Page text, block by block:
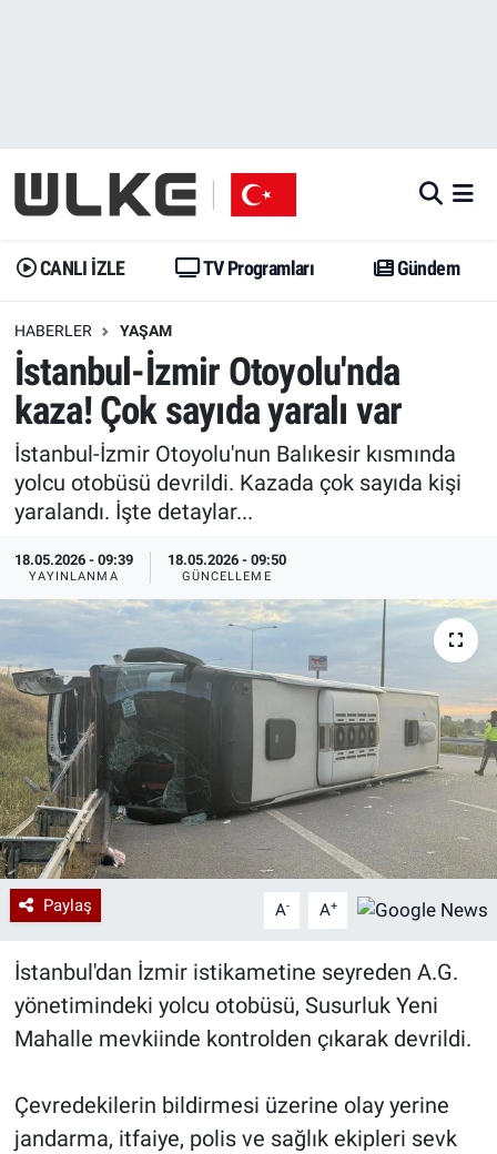
CANLI İZLE TV Programları Gündem
HABERLER YAŞAM
İstanbul-İzmir Otoyolu'nda
kaza! Çok sayıda yaralı var
İstanbul-İzmir Otoyolu'nun Balıkesir kısmında
yolcu otobüsü devrildi. Kazada çok sayıda kişi
yaralandı. İşte detaylar...
18.05.2026 - 09:39
YAYINLANMA
18.05.2026 - 09:50
GÜNCELLEME
Paylaş A- A+
İstanbul'dan İzmir istikametine seyreden A.G.
yönetimindeki yolcu otobüsü, Susurluk Yeni
Mahalle mevkiinde kontrolden çıkarak devrildi.
Çevredekilerin bildirmesi üzerine olay yerine
jandarma, itfaiye, polis ve sağlık ekipleri sevk
Gündem
Dünya
Erişim Bilgileri
Ekonomi
Trend
Yazarlar
Gündem
Trend
Erişim Bilgileri
Spor
Ekonomi
Medya
Özel Haberler
Kadın
Erişim Bilgileri
Sağlık
Teknoloji
İstanbul Namaz Vakitleri
Trafik Durumu
Erişim Bilgileri
Tüm Manşetler
Son Dakika Haberleri